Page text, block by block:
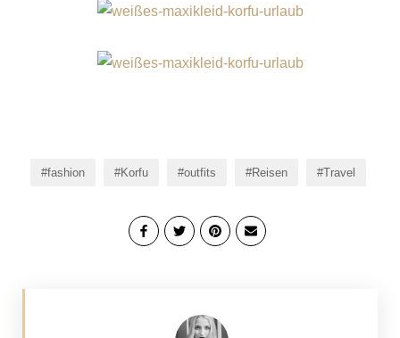
fashion Korfu outfits Reisen Travel